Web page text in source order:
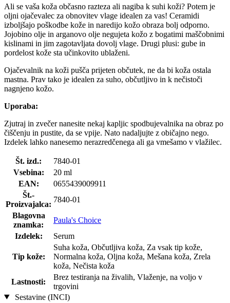
Ali se vaša koža občasno razteza ali nagiba k suhi koži? Potem je
oljni ojačevalec za obnovitev vlage idealen za vas! Ceramidi
izboljšajo poškodbe kože in naredijo kožo obraza bolj odporno.
Jojobino olje in arganovo olje negujeta kožo z bogatimi maščobnimi
kislinami in jim zagotavljata dovolj vlage. Drugi plusi: gube in
pordelost kože sta učinkovito ublaženi.
Ojačevalnik na koži pušča prijeten občutek, ne da bi koža ostala
mastna. Prav tako je idealen za suho, občutljivo in k nečistoči
nagnjeno kožo.
Uporaba:
Zjutraj in zvečer nanesite nekaj kapljic spodbujevalnika na obraz po
čiščenju in pustite, da se vpije. Nato nadaljujte z običajno nego.
Izdelek lahko nanesemo nerazredčenega ali ga vmešamo v vlažilec.
Št. izd.:
7840-01
Vsebina:
20 ml
EAN:
0655439009911
Št.-
Proizvajalca:
7840-01
Blagovna
znamka:
Paula's Choice
Izdelek:
Serum
Tip kože:
Suha koža, Občutljiva koža, Za vsak tip kože,
Normalna koža, Oljna koža, Mešana koža, Zrela
koža, Nečista koža
Lastnosti:
Brez testiranja na živalih, Vlaženje, na voljo v
trgovini
Sestavine (INCI)